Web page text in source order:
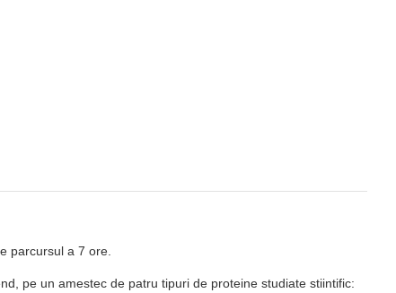
parcursul a 7 ore.
pe un amestec de patru tipuri de proteine studiate stiintific: